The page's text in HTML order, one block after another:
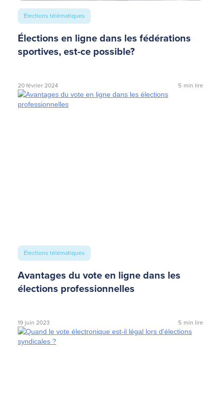
Élections télématiques
Élections en ligne dans les fédérations
sportives, est-ce possible?
20 février 2024 5 min lire
Élections télématiques
Avantages du vote en ligne dans les
élections professionnelles
19 juin 2023 5 min lire